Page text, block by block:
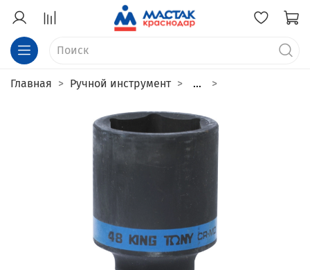
Главная Ручной инструмент ...